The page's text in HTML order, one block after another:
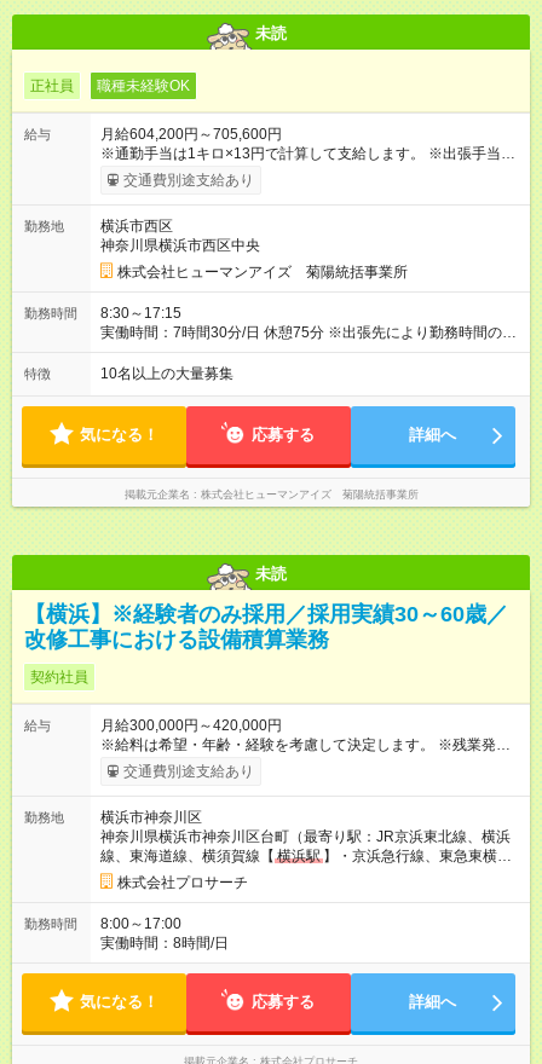
未読
正社員 職種未経験OK
給与
月給604,200円～705,600円
※通勤手当は1キロ×13円で計算して支給します。 ※出張手当
海外・為替により変動(10，000円～15，000円)、国内(4，000
円) ※出張にかかる費用(パスポート取得更新費、3つ星ホテル宿
期間あり 試用期間の長さ：3ヶ月 雇用形態、給与は本採用時と
同じです。
交通費別途支給あり
勤務地
横浜市西区
神奈川県横浜市西区中央
株式会社ヒューマンアイズ 菊陽統括事業所
勤務時間
8:30～17:15
実働時間：7時間30分/日 休憩75分 ※出張先により勤務時間の変
更があります 時間外労働：月あたり25時間程度あり
特徴 10名以上の大量募集
気になる！ 応募する 詳細へ
掲載元企業名 株式会社ヒューマンアイズ 菊陽統括事業所
未読
【横浜】※経験者のみ採用／採用実績30～60歳／
改修工事における設備積算業務
契約社員
給与
月給300,000円～420,000円
※給料は希望・年齢・経験を考慮して決定します。 ※残業発生時
は時間外手当を別途支給 【試用期間】試用期間あり 試用期間の
長さ：3ヶ月 雇用形態、給与は本採用時と同じです。
交通費別途支給あり
勤務地
横浜市神奈川区
神奈川県横浜市神奈川区台町（最寄り駅：JR京浜東北線、横浜
線、東海道線、横須賀線【 横浜駅 】・京浜急行線、東急東横
線、みなとみらい線、相鉄線【
株式会社プロサーチ
勤務時間
8:00～17:00
実働時間：8時間/日
気になる！ 応募する 詳細へ
掲載元企業名 株式会社プロサーチ